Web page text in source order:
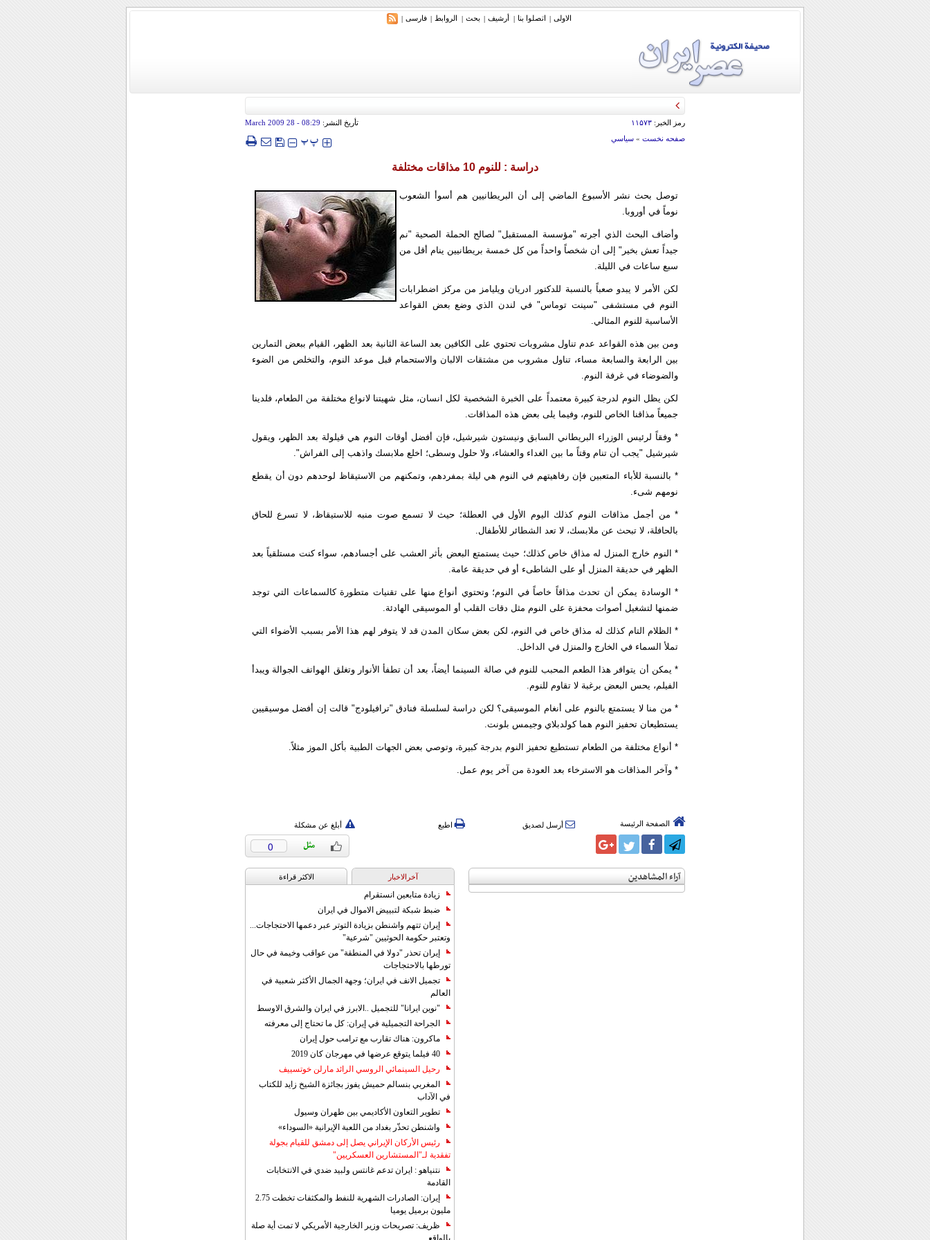
الاولی | اتصلوا بنا | أرشیف | بحث | الروابط | فارسی |
رمز الخبر: ۱۱۵۷۳ تأريخ النشر: 08:29
- 28 March 2009
صفحه نخست» سياسي ‍‍‍ پپ
دراسة : للنوم 10 مذاقات مختلفة
توصل بحث نشر الأسبوع الماضي إلى أن البريطانيين هم أسوأ الشعوب
نوماً في أوروبا.
وأضاف البحث الذي أجرته "مؤسسة المستقبل" لصالح الحملة الصحية "نم
جيداً تعش بخير" إلى أن شخصاً واحداً من كل خمسة بريطانيين ينام أقل من
سبع ساعات في الليلة.
لكن الأمر لا يبدو صعباً بالنسبة للدكتور ادريان ويليامز من مركز اضطرابات
النوم في مستشفى "سينت توماس" في لندن الذي وضع بعض القواعد
الأساسية للنوم المثالي.
ومن بين هذه القواعد عدم تناول مشروبات تحتوي على الكافين بعد الساعة الثانية بعد الظهر، القيام ببعض التمارين
بين الرابعة والسابعة مساء، تناول مشروب من مشتقات الالبان والاستحمام قبل موعد النوم، والتخلص من الضوء
والضوضاء في غرفة النوم.
لكن يظل النوم لدرجة كبيرة معتمداً على الخبرة الشخصية لكل انسان، مثل شهيتنا لانواع مختلفة من الطعام، فلدينا
جميعاً مذاقنا الخاص للنوم، وفيما يلى بعض هذه المذاقات.
* وفقاً لرئيس الوزراء البريطاني السابق ونيستون شيرشيل، فإن أفضل أوقات النوم هي قيلولة بعد الظهر، ويقول
شيرشيل "يجب أن تنام وقتاً ما بين الغداء والعشاء، ولا حلول وسطى؛ اخلع ملابسك واذهب إلى الفراش".
* بالنسبة للأباء المتعبين فإن رفاهيتهم في النوم هي ليلة بمفردهم، وتمكنهم من الاستيقاظ لوحدهم دون أن يقطع
نومهم شىء.
* من أجمل مذاقات النوم كذلك اليوم الأول في العطلة؛ حيث لا تسمع صوت منبه للاستيقاظ، لا تسرع للحاق
بالحافلة، لا تبحث عن ملابسك، لا تعد الشطائر للأطفال.
* النوم خارج المنزل له مذاق خاص كذلك؛ حيث يستمتع البعض بأثر العشب على أجسادهم، سواء كنت مستلقياً بعد
الظهر في حديقة المنزل أو على الشاطىء أو في حديقة عامة.
* الوسادة يمكن أن تحدث مذاقاً خاصاً في النوم؛ وتحتوي أنواع منها على تقنيات متطورة كالسماعات التي توجد
ضمنها لتشغيل أصوات محفزة على النوم مثل دقات القلب أو الموسيقى الهادئة.
* الظلام التام كذلك له مذاق خاص في النوم، لكن بعض سكان المدن قد لا يتوفر لهم هذا الأمر بسبب الأضواء التي
تملأ السماء في الخارج والمنزل في الداخل.
* يمكن أن يتوافر هذا الطعم المحبب للنوم في صالة السينما أيضاً، بعد أن تطفأ الأنوار وتغلق الهواتف الجوالة ويبدأ
الفيلم، يحس البعض برغبة لا تقاوم للنوم.
* من منا لا يستمتع بالنوم على أنغام الموسيقى؟ لكن دراسة لسلسلة فنادق "ترافيلودج" قالت إن أفضل موسيقيين
يستطيعان تحفيز النوم هما كولدبلاي وجيمس بلونت.
* أنواع مختلفة من الطعام تستطيع تحفيز النوم بدرجة كبيرة، وتوصي بعض الجهات الطبية بأكل الموز مثلاً.
* وآخر المذاقات هو الاسترخاء بعد العودة من آخر يوم عمل.
الصفحة الرئيسة أرسل لصديق اطبع أبلغ عن مشكلة
0
آراء المشاهدين آخرالاخبار الاکثر قراءة
زيادة متابعين انستقرام
ضبط شبكة لتبييض الاموال في ايران
إيران تتهم واشنطن بزيادة التوتر عبر دعمها الاحتجاجات...
وتعتبر حكومة الحوثيين "شرعية"
إيران تحذر "دولا في المنطقة" من عواقب وخيمة في حال
تورطها بالاحتجاجات
تجميل الانف في ايران؛ وجهة الجمال الأكثر شعبية في
العالم
"نوين ايرانا" للتجميل ..الابرز في ايران والشرق الاوسط
الجراحة التجميلية في إيران: كل ما تحتاج إلى معرفته
ماكرون: هناك تقارب مع ترامب حول إيران
40 فيلما يتوقع عرضها في مهرجان كان 2019
رحيل السينمائي الروسي الرائد مارلن خوتسييف
المغربي بنسالم حميش يفوز بجائزة الشيخ زايد للكتاب
في الآداب
تطوير التعاون الأكاديمي بين طهران وسيول
واشنطن تحذّر بغداد من اللعبة الإيرانية «السوداء»
رئيس الأركان الإيراني يصل إلى دمشق للقيام بجولة
تفقدية لـ"المستشارين العسكريين"
نتنياهو : ايران تدعم غانتس ولبيد ضدي في الانتخابات
القادمة
إيران: الصادرات الشهریة للنفط والمكثفات تخطت 2.75
مليون برميل يوميا
ظريف: تصريحات وزير الخارجية الأمريكي لا تمت أية صلة
بالواقع